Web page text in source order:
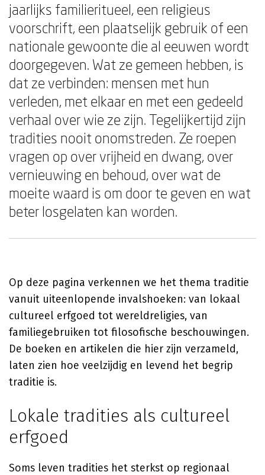
jaarlijks familieritueel, een religieus
voorschrift, een plaatselijk gebruik of een
nationale gewoonte die al eeuwen wordt
doorgegeven. Wat ze gemeen hebben, is
dat ze verbinden: mensen met hun
verleden, met elkaar en met een gedeeld
verhaal over wie ze zijn. Tegelijkertijd zijn
tradities nooit onomstreden. Ze roepen
vragen op over vrijheid en dwang, over
vernieuwing en behoud, over wat de
moeite waard is om door te geven en wat
beter losgelaten kan worden.
Op deze pagina verkennen we het thema traditie
vanuit uiteenlopende invalshoeken: van lokaal
cultureel erfgoed tot wereldreligies, van
familiegebruiken tot filosofische beschouwingen.
De boeken en artikelen die hier zijn verzameld,
laten zien hoe veelzijdig en levend het begrip
traditie is.
Lokale tradities als cultureel
erfgoed
Soms leven tradities het sterkst op regionaal